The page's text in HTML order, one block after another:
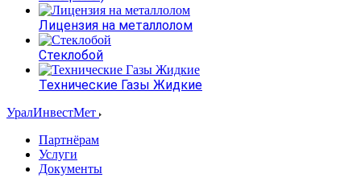
Лицензия на металлолом
Стеклобой
Технические Газы Жидкие
УралИнвестМет
Партнёрам
Услуги
Документы